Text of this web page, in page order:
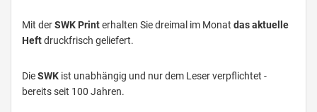
Mit derSWK Printerhalten Sie dreimal im Monat das aktuelle
Heftdruckfrisch geliefert.
DieSWK ist unabhängig und nur dem Leser verpflichtet -
bereits seit 100 Jahren.